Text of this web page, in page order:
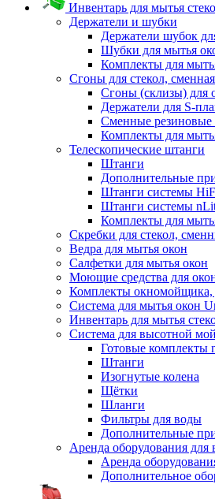
Инвентарь для мытья
Держатели и шубки
Держатели шубок
Шубки для мытья
Комплекты для
Сгоны для стекол,
Сгоны (склизы) для
Держатели для S-
Сменные резиновые
Комплекты для
Телескопические штанги
Штанги
Дополнительные
Штанги системы
Штанги системы
Комплекты для
Скребки для стекол,
Ведра для мытья окон
Салфетки для мытья окон
Моющие средства для
Комплекты окномойщика,
Система для мытья окон
Инвентарь для мытья
Система для высотной
Готовые комплекты
Штанги
Изогнутые колена
Щётки
Шланги
Фильтры для воды
Дополнительные
Аренда оборудования
Аренда
Дополнительное